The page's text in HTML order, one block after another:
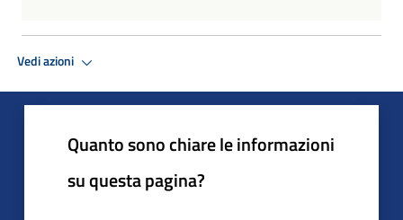
Vedi azioni
Quanto sono chiare le informazioni
su questa pagina?